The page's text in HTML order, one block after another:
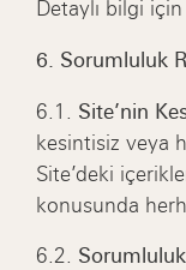
Detaylı bilgi için
6. Sorumluluk
6.1. Site’nin
kesintisiz veya
Site’deki
konusunda
6.2. Sorumluluk